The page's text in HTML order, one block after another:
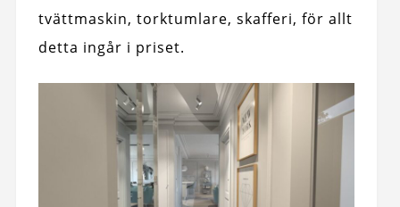
tvättmaskin, torktumlare, skafferi, för allt
detta ingår i priset.